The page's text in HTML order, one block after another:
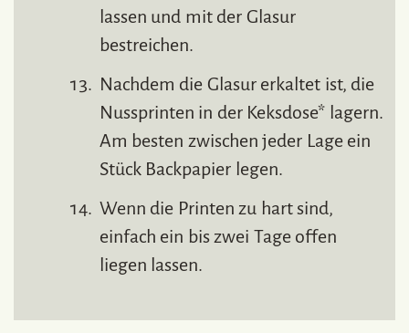
lassen und mit der Glasur
bestreichen.
Nachdem die Glasur erkaltet ist, die
Nussprinten in der Keksdose* lagern.
Am besten zwischen jeder Lage ein
Stück Backpapier legen.
Wenn die Printen zu hart sind,
einfach ein bis zwei Tage offen
liegen lassen.